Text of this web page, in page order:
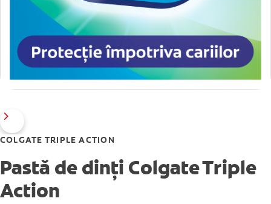
COLGATE TRIPLE ACTION
Pastă de dinți Colgate Triple
Action